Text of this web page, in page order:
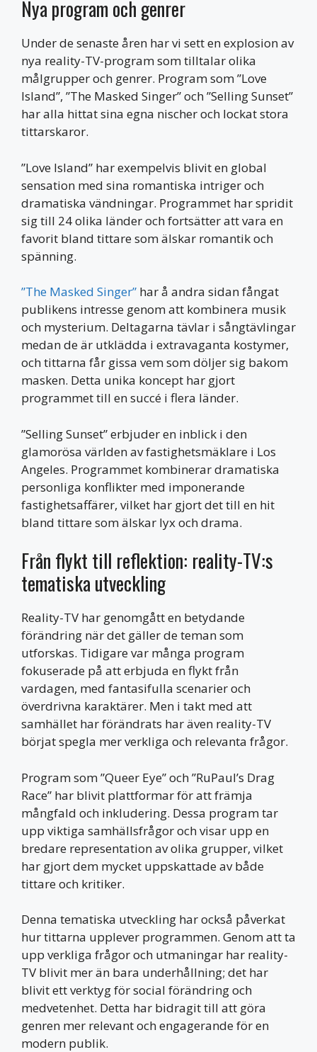
Nya program och genrer
Under de senaste åren har vi sett en explosion av
nya reality-TV-program som tilltalar olika
målgrupper och genrer. Program som ”Love
Island”, ”The Masked Singer” och ”Selling Sunset”
har alla hittat sina egna nischer och lockat stora
tittarskaror.
”Love Island” har exempelvis blivit en global
sensation med sina romantiska intriger och
dramatiska vändningar. Programmet har spridit
sig till 24 olika länder och fortsätter att vara en
favorit bland tittare som älskar romantik och
spänning.
”The Masked Singer” har å andra sidan fångat
publikens intresse genom att kombinera musik
och mysterium. Deltagarna tävlar i sångtävlingar
medan de är utklädda i extravaganta kostymer,
och tittarna får gissa vem som döljer sig bakom
masken. Detta unika koncept har gjort
programmet till en succé i flera länder.
”Selling Sunset” erbjuder en inblick i den
glamorösa världen av fastighetsmäklare i Los
Angeles. Programmet kombinerar dramatiska
personliga konflikter med imponerande
fastighetsaffärer, vilket har gjort det till en hit
bland tittare som älskar lyx och drama.
Från flykt till reflektion: reality-TV:s
tematiska utveckling
Reality-TV har genomgått en betydande
förändring när det gäller de teman som
utforskas. Tidigare var många program
fokuserade på att erbjuda en flykt från
vardagen, med fantasifulla scenarier och
överdrivna karaktärer. Men i takt med att
samhället har förändrats har även reality-TV
börjat spegla mer verkliga och relevanta frågor.
Program som ”Queer Eye” och ”RuPaul’s Drag
Race” har blivit plattformar för att främja
mångfald och inkludering. Dessa program tar
upp viktiga samhällsfrågor och visar upp en
bredare representation av olika grupper, vilket
har gjort dem mycket uppskattade av både
tittare och kritiker.
Denna tematiska utveckling har också påverkat
hur tittarna upplever programmen. Genom att ta
upp verkliga frågor och utmaningar har reality-
TV blivit mer än bara underhållning; det har
blivit ett verktyg för social förändring och
medvetenhet. Detta har bidragit till att göra
genren mer relevant och engagerande för en
modern publik.